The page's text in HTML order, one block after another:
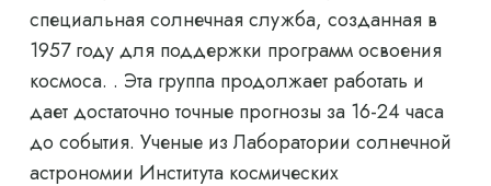
специальная солнечная служба, созданная в
1957 году для поддержки программ освоения
космоса. . Эта группа продолжает работать и
дает достаточно точные прогнозы за 16-24 часа
до события. Ученые из Лаборатории солнечной
астрономии Института космических